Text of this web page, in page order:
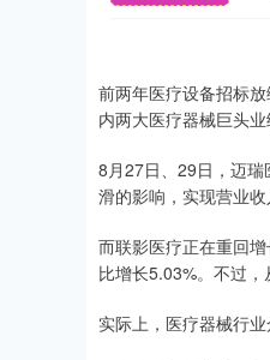
前两年医疗设备招标
内两大医疗器械巨头业
8月27日、29日，迈
滑的影响，实现营业
而联影医疗正在重回
比增长5.03%。不过
实际上，医疗器械行